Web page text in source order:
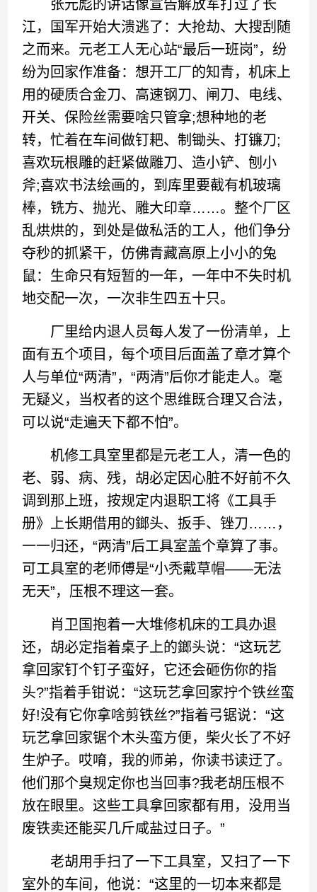
张元彪的讲话像宣告解放军打过了长
江，国军开始大溃逃了：大抢劫、大搜刮随
之而来。元老工人无心站“最后一班岗”，纷
纷为回家作准备：想开工厂的知青，机床上
用的硬质合金刀、高速钢刀、闸刀、电线、
开关、保险丝需要啥只管拿;想种地的老
转，忙着在车间做钉耙、制锄头、打镰刀;
喜欢玩根雕的赶紧做雕刀、造小铲、刨小
斧;喜欢书法绘画的，到库里要截有机玻璃
棒，铣方、抛光、雕大印章……。整个厂区
乱烘烘的，到处是做私活的工人，他们争分
夺秒的抓紧干，仿佛青藏高原上小小的兔
鼠：生命只有短暂的一年，一年中不失时机
地交配一次，一次非生四五十只。
厂里给内退人员每人发了一份清单，上
面有五个项目，每个项目后面盖了章才算个
人与单位“两清”，“两清”后你才能走人。毫
无疑义，当权者的这个思维既合理又合法，
可以说“走遍天下都不怕”。
机修工具室里都是元老工人，清一色的
老、弱、病、残，胡必定因心脏不好前不久
调到那上班，按规定内退职工将《工具手
册》上长期借用的鎯头、扳手、锉刀……，
一一归还，“两清”后工具室盖个章算了事。
可工具室的老师傅是“小秃戴草帽——无法
无天”，压根不理这一套。
肖卫国抱着一大堆修机床的工具办退
还，胡必定指着桌子上的鎯头说：“这玩艺
拿回家钉个钉子蛮好，它还会砸伤你的指
头?”指着手钳说：“这玩艺拿回家拧个铁丝蛮
好!没有它你拿啥剪铁丝?”指着弓锯说：“这
玩艺拿回家锯个木头蛮方便，柴火长了不好
生炉子。哎唷，我的师弟，你读书读迂了。
他们那个臭规定你也当回事?我老胡压根不
放在眼里。这些工具拿回家都有用，没用当
废铁卖还能买几斤咸盐过日子。”
老胡用手扫了一下工具室，又扫了一下
室外的车间，他说：“这里的一切本来都是